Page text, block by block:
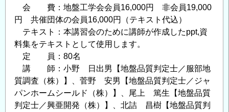
地
液
状
化』
開
催
の
会 費：地盤工学会会員16,000円 非会員19,000
円 共催団体の会員16,000円（テキスト代込）
テキスト：本講習会のために講師が作成したppt,資
料集をテキストとして使用します。
定 員：80名
講 師：小野 日出男【地盤品質判定士／服部地
質調査（株）】、菅野 安男【地盤品質判定士／ジャ
パンホームシールド（株）】、尾上 篤生【地盤品質
判定士／興亜開発（株）】、北詰 昌樹【地盤品質判